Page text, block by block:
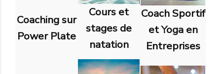
Coaching sur
Power Plate
Cours et
stages de
natation
Coach Sportif
et Yoga en
Entreprises